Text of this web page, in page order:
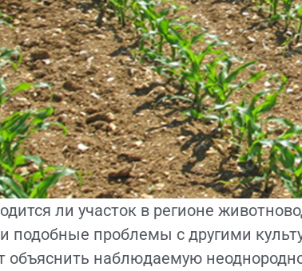
ли участок в регионе
подобные проблемы с другими
объяснить наблюдаемую